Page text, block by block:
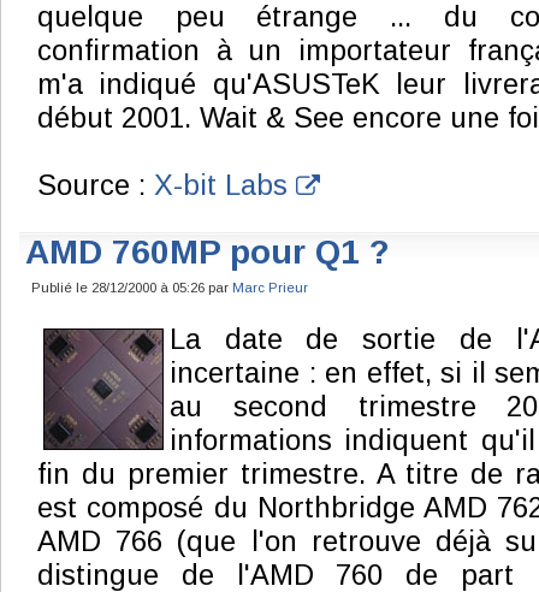
quelque peu étrange ... du
confirmation à un importateur
m'a indiqué qu'ASUSTeK leur
début 2001. Wait & See encore une
Source : X-bit Labs
AMD 760MP pour Q1 ?
Publié le 28/12/2000 à 05:26 par Marc Prieur
La date de sortie de
incertaine : en effet, si il
au second trimestre
informations indiquent
fin du premier trimestre. A titre de
est composé du Northbridge AMD
AMD 766 (que l'on retrouve déjà
distingue de l'AMD 760 de